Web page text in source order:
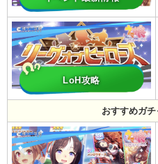
LoH攻略
おすすめガ